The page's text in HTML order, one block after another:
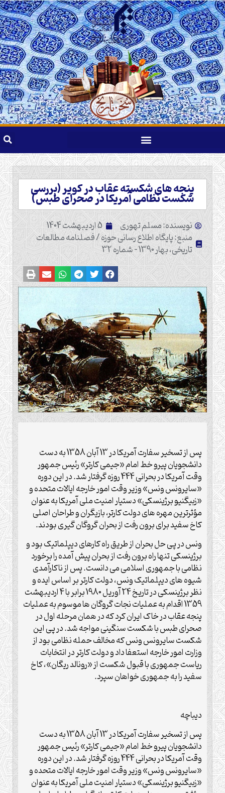
پنجه های شکسته عقاب در کویر (بررسی
شکست نظامی آمریکا در صحرای طبس)
نویسنده: مسلم تهوری 5 اردیبهشت 1404
منبع: پایگاه اطلاع رسانی حوزه / فصلنامه مطالعات
تاریخی، بهار 1390 - شماره 32
پس از تسخیر سفارت آمریکا در 13 آبان 1358 به دست
دانشجویان پیرو خط امام «جیمی کارتر» رئیس جمهور
وقت آمریکا در بحرانی 444 روزه گرفتار شد. در این دوره
«سایرونس ونس» وزیر وقت امور خارجه ایالات متحده و
«زبیگنیو برژینسکی» دستیار امنیت ملی آمریکا به عنوان
مؤثرترین مهره های دولت کارتر، بازیگران و طراحان اصلی
کاخ سفید برای برون رفت از بحران گروگان گیری بودند.
ونس در پی حل بحران از طریق راه کارهای دیپلماتیک بود و
برژینسکی تنها راه برون رفت از بحران پیش آمده را برخورد
نظامی با جمهوری اسلامی می دانست. پس از ناکارآمدی
شیوه های دیپلماتیک ونس، دولت کارتر بر اساس ایده و
نظر برژینسکی در تاریخ 24 آوریل 1980 برابر با 4 اردیبهشت
1359 اقدام به عملیات نجات گروگان ها موسوم به عملیات
پنجه عقاب در خاک ایران کرد که در همان مرحله اول در
صحرای طبس با شکست سنگینی مواجه شد. در پی این
شکست سایرونس ونس که مخالف حمله نظامی بود از
وزارت امور خارجه استعفا داد و دولت کارتر در انتخابات
ریاست جمهوری با قبول شکست از «رونالد ریگان»، کاخ
سفید را به جمهوری خواهان سپرد.
دیباچه
پس از تسخیر سفارت آمریکا در 13 آبان 1358 به دست
دانشجویان پیرو خط امام «جیمی کارتر» رئیس جمهور
وقت آمریکا در بحرانی 444 روزه گرفتار شد. در این دوره
«سایرونس ونس» وزیر وقت امور خارجه ایالات متحده و
«زبیگنیو برژینسکی» دستیار امنیت ملی آمریکا به عنوان